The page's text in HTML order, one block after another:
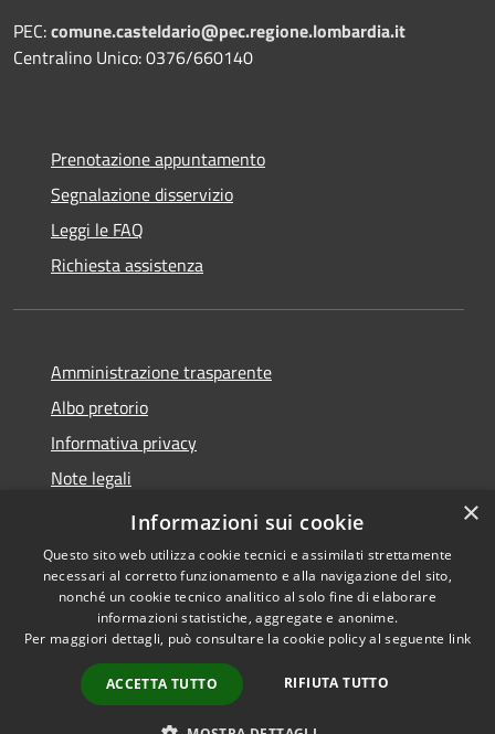
PEC:comune.casteldario@pec.regione.lombardia.it
Centralino Unico: 0376/660140
Prenotazione appuntamento
Segnalazione disservizio
Leggi le FAQ
Richiesta assistenza
Amministrazione trasparente
Albo pretorio
Informativa privacy
Note legali
Dichiarazione di accessibilità
Accessibilità
Copyright © 2026 • Comune di
Castel d'Ario • Powered by
Municipium•
×
Informazioni sui cookie
Questo sito web utilizza cookie tecnici e assimilati strettamente
necessari al corretto funzionamento e alla navigazione del sito,
nonché un cookie tecnico analitico al solo fine di elaborare
informazioni statistiche, aggregate e anonime.
Per maggiori dettagli, può consultare la cookie policy al seguente link
ACCETTA TUTTO RIFIUTA TUTTO